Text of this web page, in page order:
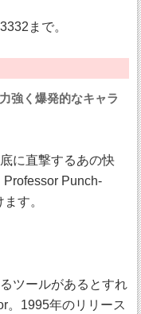
まで。
強く爆発的なキャラ
に直撃するあの快
Punch-
す。
ツールがあるとすれ
。1995年のリリース